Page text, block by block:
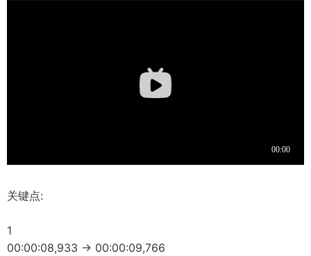
关键点:
1
00:00:08,933 -> 00:00:09,766